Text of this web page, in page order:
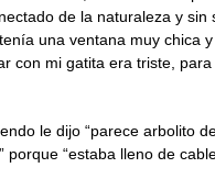
de la naturaleza y sin
una ventana muy chica
con mi gatita era triste,
le dijo “parece arbolito
“estaba lleno de